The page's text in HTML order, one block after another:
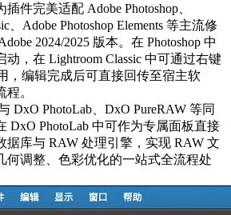
件完美适配 Adobe Photoshop、
、Adobe Photoshop Elements 等主流修
2024/2025 版本。在 Photoshop 中
，在 Lightroom Classic 中可通过右键
，编辑完成后可直接回传至宿主软
。
DxO PhotoLab、DxO PureRAW 等同
DxO PhotoLab 中可作为专属面板直接
据库与 RAW 处理引擎，实现 RAW 文
何调整、色彩优化的一站式全流程处